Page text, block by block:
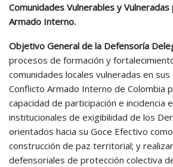
Comunidades Vulnerables y
Armado Interno.
Objetivo General de la Defensoría
procesos de formación y
comunidades locales vulneradas en
Conflicto Armado Interno de Colombia
capacidad de participación e incidencia
institucionales de exigibilidad de los
orientados hacia su Goce Efectivo
construcción de paz territorial; y
defensoriales de protección colectiva